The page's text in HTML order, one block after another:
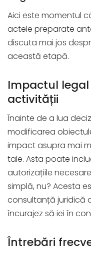
Aici este momentul
actele preparate
discuta mai jos
această etapă.
Impactul
activității
Înainte de a lua
modificarea
impact asupra mai
tale. Asta poate
autorizațiile
simplă, nu? Acesta
consultanță juridică
încurajez să iei în
Întrebări